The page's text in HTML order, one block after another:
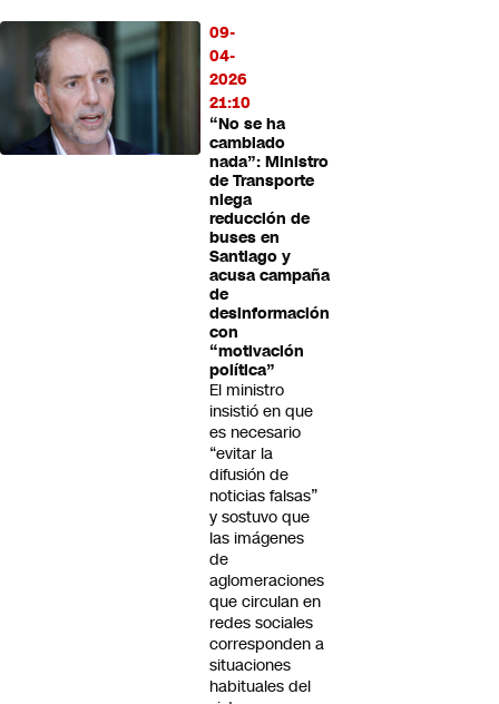
09-
04-
2026
21:10
“No se ha
cambiado
nada”: Ministro
de Transporte
niega
reducción de
buses en
Santiago y
acusa campaña
de
desinformación
con
“motivación
política”
El ministro
insistió en que
es necesario
“evitar la
difusión de
noticias falsas”
y sostuvo que
las imágenes
de
aglomeraciones
que circulan en
redes sociales
corresponden a
situaciones
habituales del